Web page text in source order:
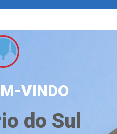
VINDO
do Sul